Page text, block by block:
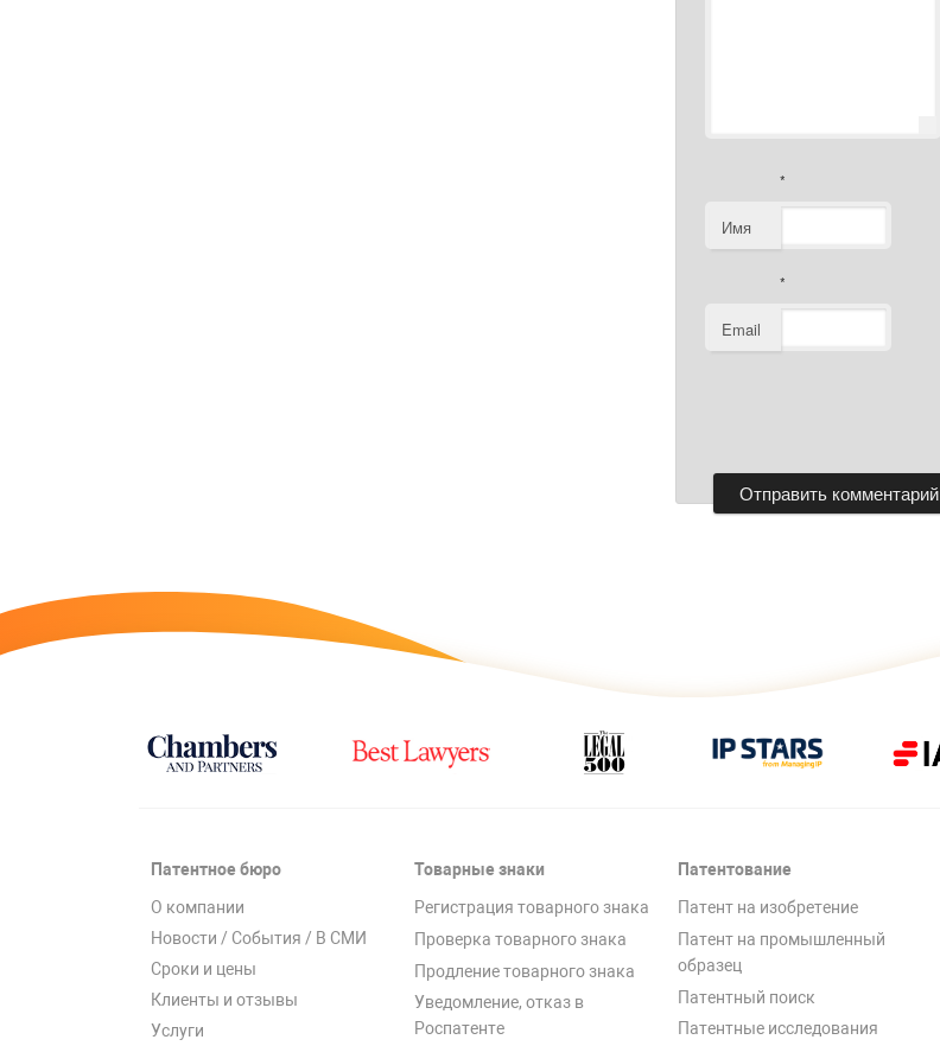
Имя
*
Email
*
Патентное бюро
О компании
Новости / События / В СМИ
Сроки и цены
Клиенты и отзывы
Услуги
Товарные знаки
Регистрация товарного знака
Проверка товарного знака
Продление товарного знака
Уведомление, отказ в
Роспатенте
Патентование
Патент на изобретение
Патент на промышленный
образец
Патентный поиск
Патентные исследования